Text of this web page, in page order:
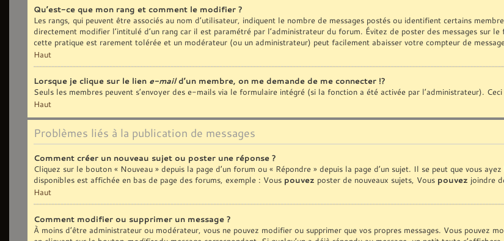
Qu’est-ce que mon rang et comment le modifier ?
Les rangs, qui peuvent être associés au nom d’utilisateur, indiquent le nombre de messages postés ou identifient certains
directement modifier l’intitulé d’un rang car il est paramétré par l’administrateur du forum. Évitez de poster des messages sur
cette pratique est rarement tolérée et un modérateur (ou un administrateur) peut facilement abaisser votre compteur de
Haut
Lorsque je clique sur le lien e-maild’un membre, on me demande de me connecter !?
Seuls les membres peuvent s’envoyer des e-mails via le formulaire intégré (si la fonction a été activée par l’administrateur).
Haut
Problèmes liés à la publication de messages
Comment créer un nouveau sujet ou poster une réponse ?
Cliquez sur le bouton « Nouveau » depuis la page d’un forum ou « Répondre » depuis la page d’un sujet. Il se peut que vous
disponibles est affichée en bas de page des forums, exemple : Vous pouvez poster de nouveaux sujets, Vous pouvez joindre
Haut
Comment modifier ou supprimer un message ?
À moins d’être administrateur ou modérateur, vous ne pouvez modifier ou supprimer que vos propres messages. Vous pouvez